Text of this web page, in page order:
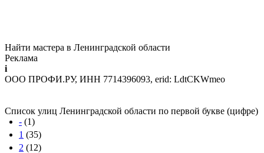
Найти мастера в Ленинградской области
Реклама
i
ООО ПРОФИ.РУ, ИНН 7714396093, erid: LdtCKWmeo
Список улиц Ленинградской области по первой букве (цифре)
- (1)
1 (35)
2 (12)